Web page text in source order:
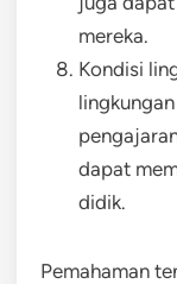
mereka.
Kondisi
dapat
didik.
Pemahaman